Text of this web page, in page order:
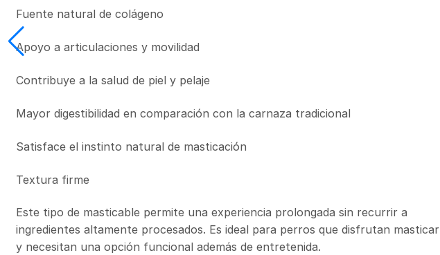
Fuente natural de colágeno
Apoyo a articulaciones y movilidad
Contribuye a la salud de piel y pelaje
Mayor digestibilidad en comparación con la carnaza tradicional
Satisface el instinto natural de masticación
Textura firme
Este tipo de masticable permite una experiencia prolongada sin recurrir a
ingredientes altamente procesados. Es ideal para perros que disfrutan masticar
y necesitan una opción funcional además de entretenida.